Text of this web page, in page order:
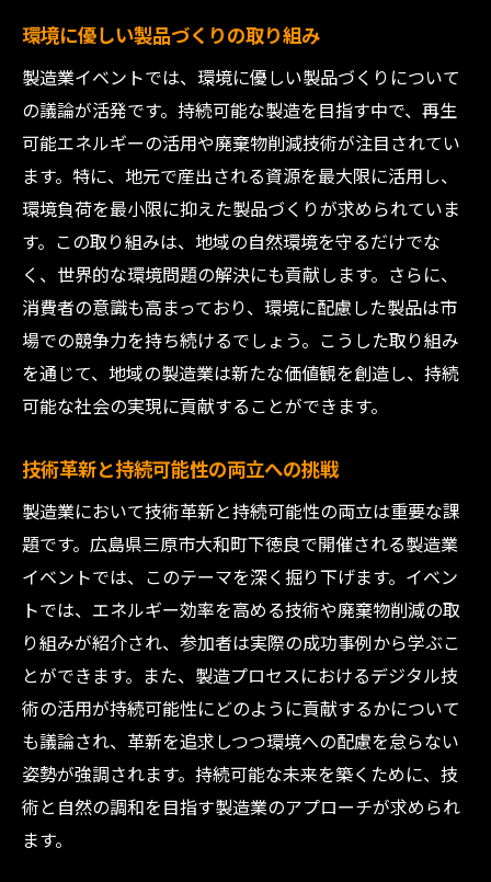
環境に優しい製品づくりの取り組み
製造業イベントでは、環境に優しい製品づくりについて
の議論が活発です。持続可能な製造を目指す中で、再生
可能エネルギーの活用や廃棄物削減技術が注目されてい
ます。特に、地元で産出される資源を最大限に活用し、
環境負荷を最小限に抑えた製品づくりが求められていま
す。この取り組みは、地域の自然環境を守るだけでな
く、世界的な環境問題の解決にも貢献します。さらに、
消費者の意識も高まっており、環境に配慮した製品は市
場での競争力を持ち続けるでしょう。こうした取り組み
を通じて、地域の製造業は新たな価値観を創造し、持続
可能な社会の実現に貢献することができます。
技術革新と持続可能性の両立への挑戦
製造業において技術革新と持続可能性の両立は重要な課
題です。広島県三原市大和町下徳良で開催される製造業
イベントでは、このテーマを深く掘り下げます。イベン
トでは、エネルギー効率を高める技術や廃棄物削減の取
り組みが紹介され、参加者は実際の成功事例から学ぶこ
とができます。また、製造プロセスにおけるデジタル技
術の活用が持続可能性にどのように貢献するかについて
も議論され、革新を追求しつつ環境への配慮を怠らない
姿勢が強調されます。持続可能な未来を築くために、技
術と自然の調和を目指す製造業のアプローチが求められ
ます。